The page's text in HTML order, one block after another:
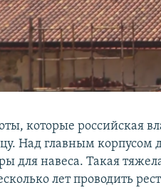
которые российская
Над главным корпусом
для навеса. Такая
лет проводить